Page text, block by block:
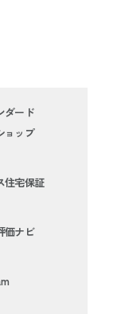
ダード
ョップ
住宅保証
価ナビ